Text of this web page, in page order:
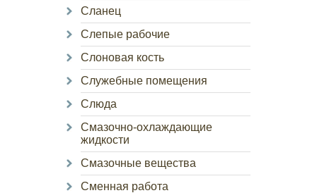
Сланец
Слепые рабочие
Слоновая кость
Служебные помещения
Слюда
Смазочно-охлаждающие
жидкости
Смазочные вещества
Сменная работа